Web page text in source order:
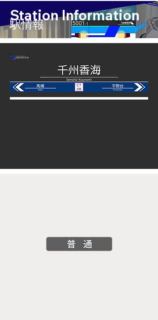
Station Information
​駅情報